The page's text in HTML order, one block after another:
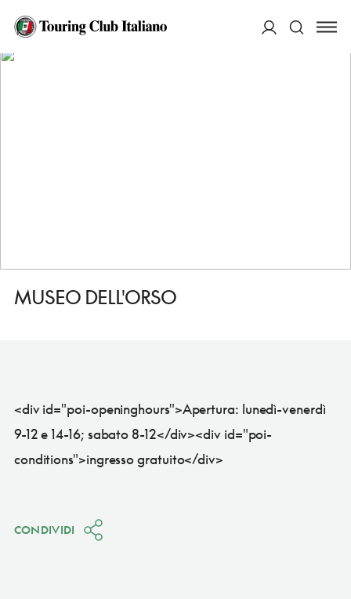
HOME
MUSEO DELL'ORSO
MUSEO DELL'ORSO
<div id="poi-openinghours">Apertura: lunedì-venerdì
9-12 e 14-16; sabato 8-12</div><div id="poi-
conditions">ingresso gratuito</div>
CONDIVIDI